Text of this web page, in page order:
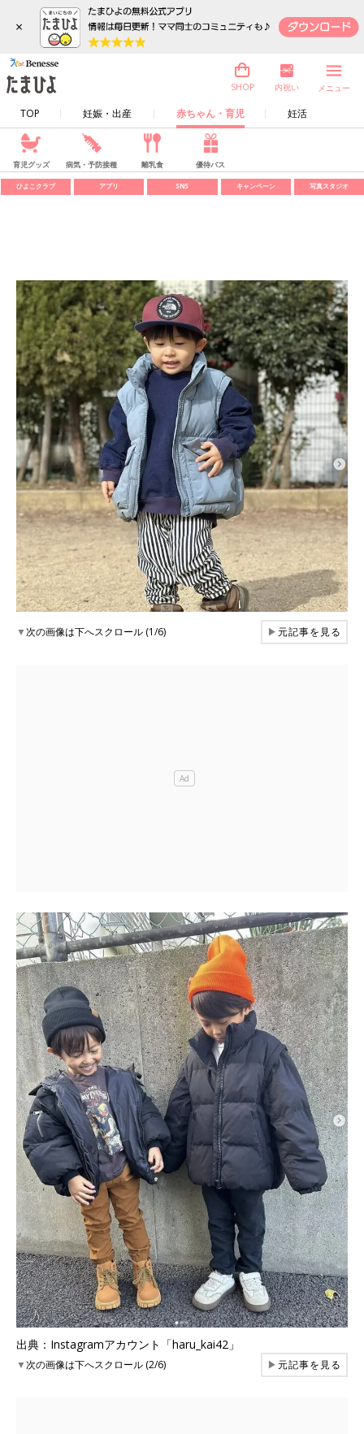
×
TOP 妊娠・出産 赤ちゃん・育児 妊活
SHOP 内祝い メニュー
育児グッズ 病気・予防接種 離乳食 優待パス
ひよこクラブ アプリ SNS キャンペーン 写真スタジオ
▼次の画像は下へスクロール (1/6) ▶元記事を見る
出典：Instagramアカウント「haru_kai42」
▼次の画像は下へスクロール (2/6) ▶元記事を見る